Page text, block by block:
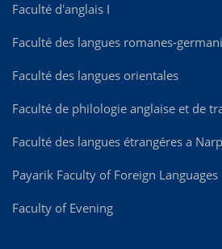
Faculté d'anglais I
Faculté des langues romanes-
Faculté des langues orientales
Faculté de philologie anglaise et de
Faculté des langues étrangéres а
Payarik Faculty of Foreign Languages
Faculty of Evening